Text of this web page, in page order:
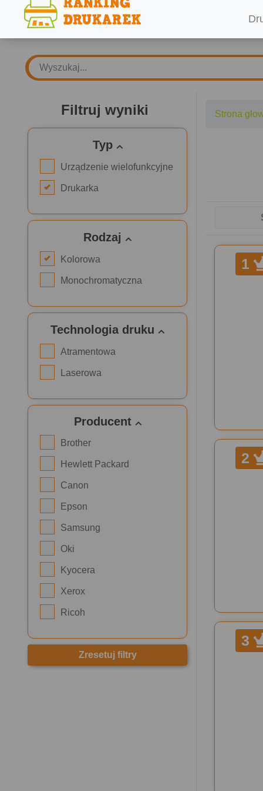
Filtruj wyniki
Typ
Urządzenie wielofunkcyjne
Drukarka
Rodzaj
Kolorowa
Monochromatyczna
Technologia druku
Atramentowa
Laserowa
Producent
Brother
Hewlett Packard
Canon
Epson
Samsung
Oki
Kyocera
Xerox
Ricoh
Zresetuj filtry
Strona
1
2
3